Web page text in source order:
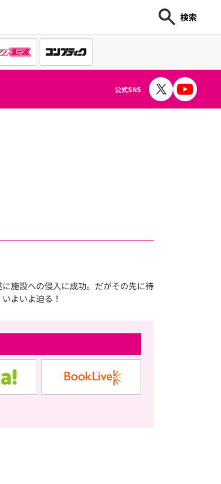
検索
公式SNS
施設への侵入に成功。だがその先に待
よいよ迫る！